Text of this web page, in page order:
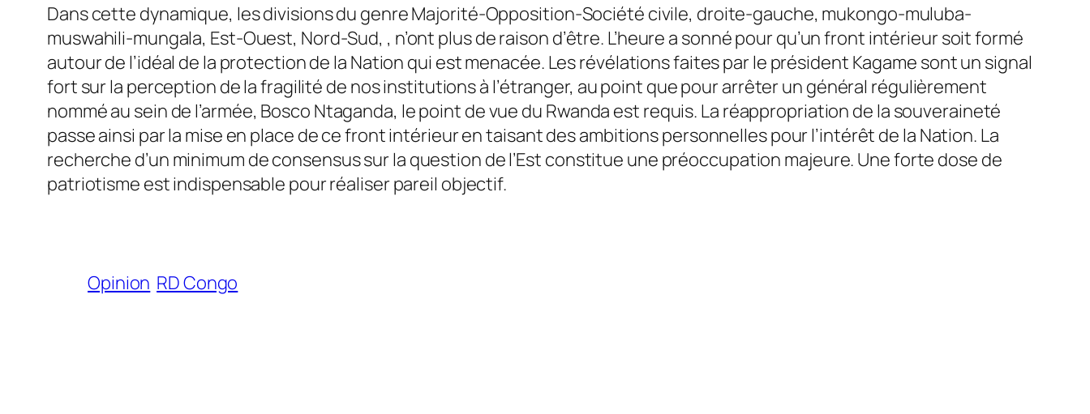
Dans cette dynamique, les divisions du genre Majorité-Opposition-Société civile, droite-gauche, mukongo-muluba-
muswahili-mungala, Est-Ouest, Nord-Sud, , n’ont plus de raison d’être. L’heure a sonné pour qu’un front intérieur soit formé
autour de l’idéal de la protection de la Nation qui est menacée. Les révélations faites par le président Kagame sont un signal
fort sur la perception de la fragilité de nos institutions à l’étranger, au point que pour arrêter un général régulièrement
nommé au sein de l’armée, Bosco Ntaganda, le point de vue du Rwanda est requis. La réappropriation de la souveraineté
passe ainsi par la mise en place de ce front intérieur en taisant des ambitions personnelles pour l’intérêt de la Nation. La
recherche d’un minimum de consensus sur la question de l’Est constitue une préoccupation majeure. Une forte dose de
patriotisme est indispensable pour réaliser pareil objectif.
Opinion RD Congo